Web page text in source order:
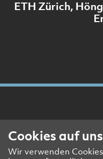
ETH Zürich,
Presse-
Cookies auf
Wir verwenden